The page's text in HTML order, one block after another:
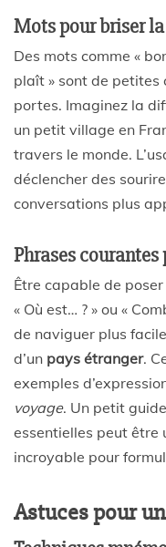
Mots pour briser
Des mots comme «
plaît » sont de petites
portes. Imaginez la
un petit village en
travers le monde.
déclencher des
conversations plus
Phrases
Être capable de
« Où est… ? » ou «
de naviguer plus
d’un pays étranger.
exemples
voyage. Un petit
essentielles peut être
incroyable pour
Astuces pour